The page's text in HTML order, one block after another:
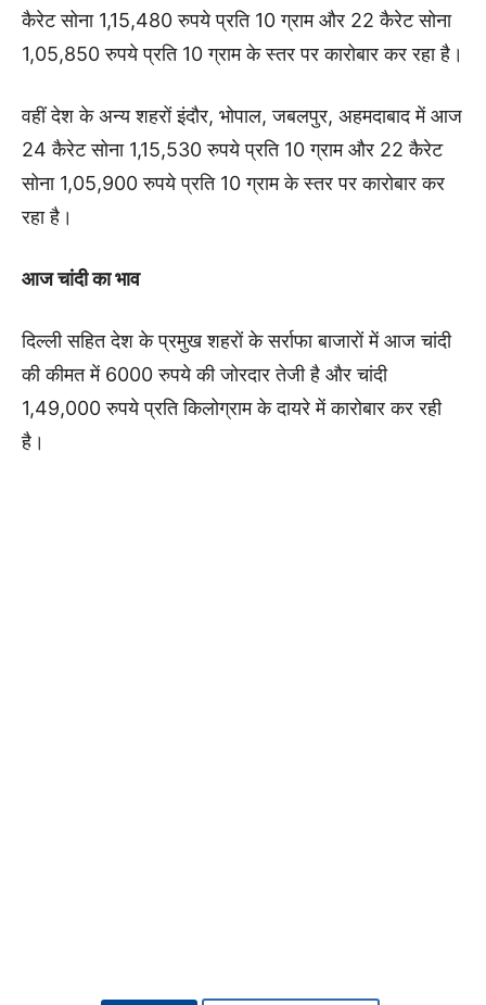
कैरेट सोना 1,15,480 रुपये प्रति 10 ग्राम और 22 कैरेट सोना
1,05,850 रुपये प्रति 10 ग्राम के स्तर पर कारोबार कर रहा है।
वहीं देश के अन्य शहरों इंदौर, भोपाल, जबलपुर, अहमदाबाद में आज
24 कैरेट सोना 1,15,530 रुपये प्रति 10 ग्राम और 22 कैरेट
सोना 1,05,900 रुपये प्रति 10 ग्राम के स्तर पर कारोबार कर
रहा है।
आज चांदी का भाव
दिल्ली सहित देश के प्रमुख शहरों के सर्राफा बाजारों में आज चांदी
की कीमत में 6000 रुपये की जोरदार तेजी है और चांदी
1,49,000 रुपये प्रति किलोग्राम के दायरे में कारोबार कर रही
है।